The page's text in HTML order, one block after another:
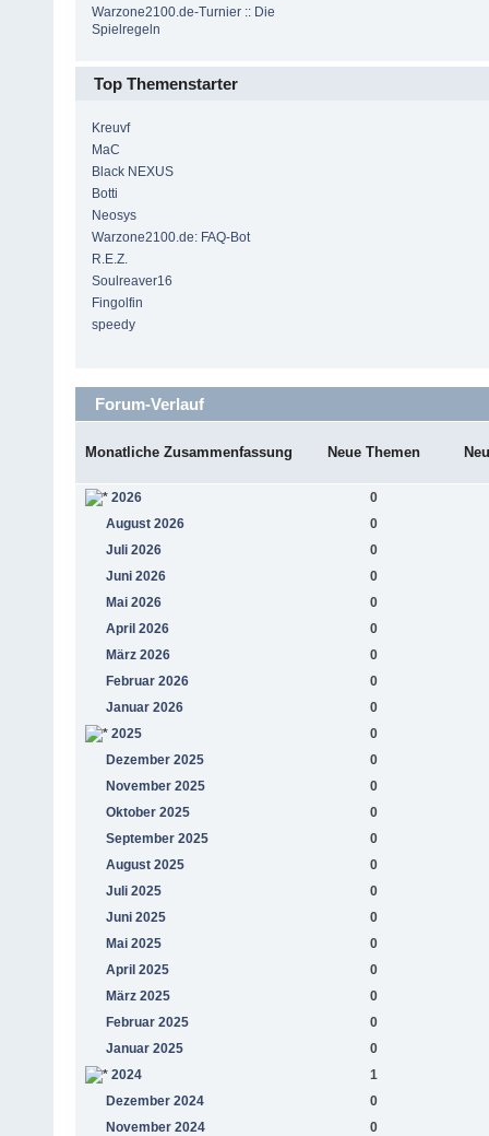
Warzone2100.de-Turnier :: Die
Spielregeln
Top Themenstarter
Kreuvf
MaC
Black NEXUS
Botti
Neosys
Warzone2100.de: FAQ-Bot
R.E.Z.
Soulreaver16
Fingolfin
speedy
Forum-Verlauf
Monatliche Zusammenfassung Neue Themen
2026
0
August 2026
0
Juli 2026
0
Juni 2026
0
Mai 2026
0
April 2026
0
März 2026
0
Februar 2026
0
Januar 2026
0
2025
0
Dezember 2025
0
November 2025
0
Oktober 2025
0
September 2025
0
August 2025
0
Juli 2025
0
Juni 2025
0
Mai 2025
0
April 2025
0
März 2025
0
Februar 2025
0
Januar 2025
0
2024
1
Dezember 2024
0
November 2024
0